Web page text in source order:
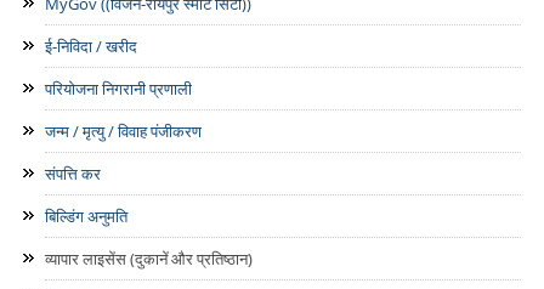
ई-निविदा / खरीद
परियोजना निगरानी प्रणाली
जन्म / मृत्यु / विवाह पंजीकरण
संपत्ति कर
बिल्डिंग अनुमति
व्यापार लाइसेंस (दुकानें और प्रतिष्ठान)